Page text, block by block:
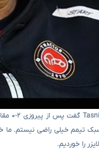
تیمم خیلی راضی نیستم.
را خوردیم.